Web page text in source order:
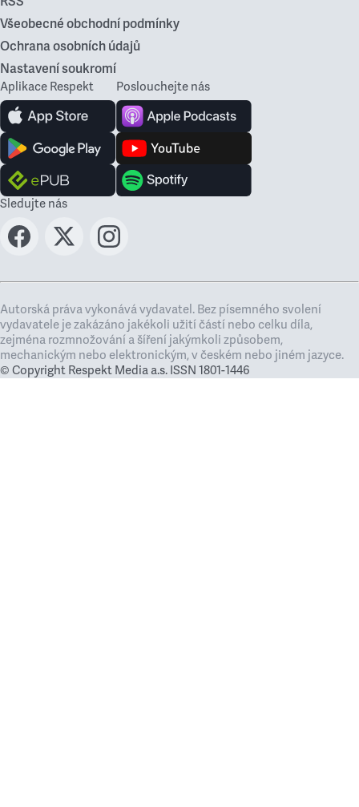
Všeobecné obchodní podmínky
Ochrana osobních údajů
Nastavení soukromí
Aplikace Respekt Poslouchejte nás
Sledujte nás
Autorská práva vykonává vydavatel. Bez písemného svolení
vydavatele je zakázáno jakékoli užití částí nebo celku díla,
zejména rozmnožování a šíření jakýmkoli způsobem,
mechanickým nebo elektronickým, v českém nebo jiném jazyce.
© Copyright Respekt Media a.s. ISSN 1801-1446